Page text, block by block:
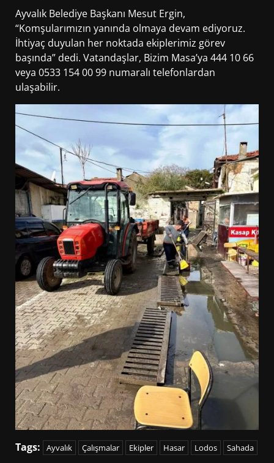
Ayvalık Belediye Başkanı Mesut Ergin,
“Komşularımızın yanında olmaya devam ediyoruz.
İhtiyaç duyulan her noktada ekiplerimiz görev
başında” dedi. Vatandaşlar, Bizim Masa’ya 444 10 66
veya 0533 154 00 99 numaralı telefonlardan
ulaşabilir.
Tags: Ayvalık Çalışmalar Ekipler Hasar Lodos Sahada